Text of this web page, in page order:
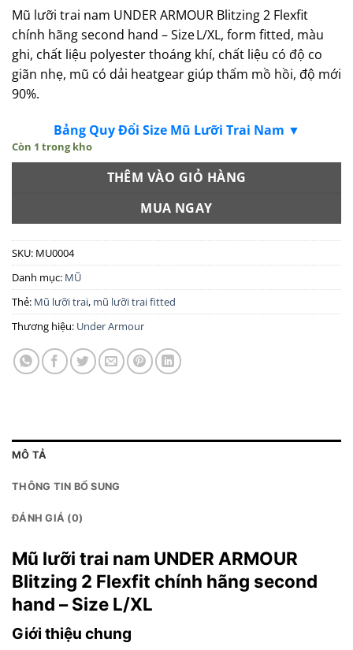
Mũ lưỡi trai nam UNDER ARMOUR Blitzing 2 Flexfit
chính hãng second hand –Size L/XL, form fitted, màu
ghi, chất liệu polyester thoáng khí, chất liệu có độ co
giãn nhẹ, mũ có dải heatgear giúp thấm mồ hồi, độ mới
90%.
Bảng Quy Đổi Size Mũ Lưỡi Trai Nam ▼
Còn 1 trong kho
THÊM VÀO GIỎ HÀNG
MUA NGAY
SKU: MU0004
Danh mục: MŨ
Thẻ: Mũ lưỡi trai, mũ lưỡi trai fitted
Thương hiệu: Under Armour
MÔ TẢ
THÔNG TIN BỔ SUNG
ĐÁNH GIÁ (0)
Mũ lưỡi trai nam UNDER ARMOUR
Blitzing 2 Flexfit chính hãng second
hand – Size L/XL
Giới thiệu chung